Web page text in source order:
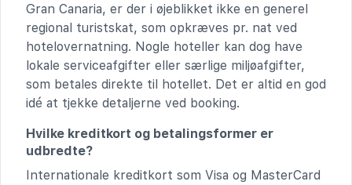
Gran Canaria, er der i øjeblikket ikke en generel
regional turistskat, som opkræves pr. nat ved
hotelovernatning. Nogle hoteller kan dog have
lokale serviceafgifter eller særlige miljøafgifter,
som betales direkte til hotellet. Det er altid en god
idé at tjekke detaljerne ved booking.
Hvilke kreditkort og betalingsformer er
udbredte?
Internationale kreditkort som Visa og MasterCard